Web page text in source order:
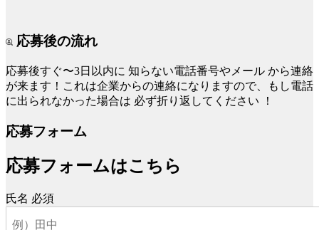
応募後の流れ
応募後すぐ〜3日以内に 知らない電話番号やメール から連絡
が来ます！これは企業からの連絡になりますので、もし電話
に出られなかった場合は 必ず折り返してください ！
応募フォーム
応募フォームはこちら
氏名 必須